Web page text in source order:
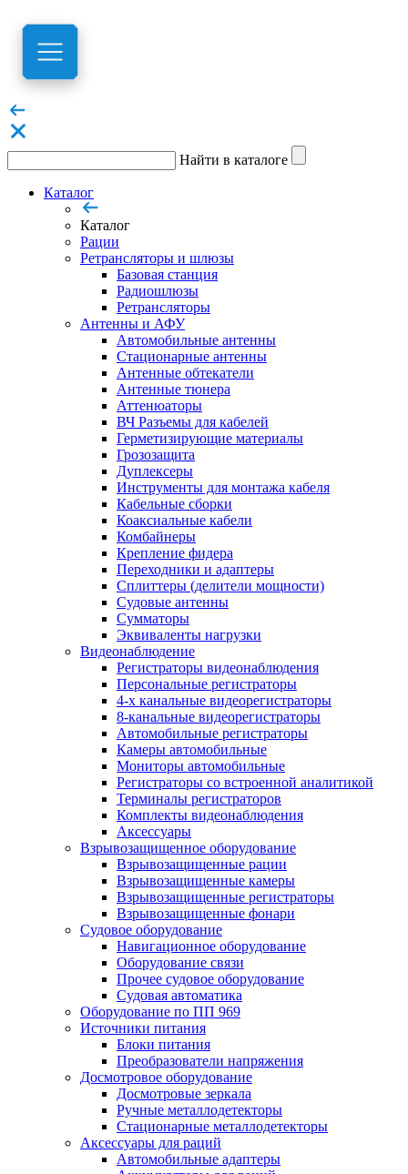
Найти в каталоге
Каталог
Каталог
Рации
Ретрансляторы и шлюзы
Базовая станция
Радиошлюзы
Ретрансляторы
Антенны и АФУ
Автомобильные антенны
Стационарные антенны
Антенные обтекатели
Антенные тюнера
Аттенюаторы
ВЧ Разъемы для кабелей
Герметизирующие материалы
Грозозащита
Дуплексеры
Инструменты для монтажа кабеля
Кабельные сборки
Коаксиальные кабели
Комбайнеры
Крепление фидера
Переходники и адаптеры
Сплиттеры (делители мощности)
Судовые антенны
Сумматоры
Эквиваленты нагрузки
Видеонаблюдение
Регистраторы видеонаблюдения
Персональные регистраторы
4-х канальные видеорегистраторы
8-канальные видеорегистраторы
Автомобильные регистраторы
Камеры автомобильные
Мониторы автомобильные
Регистраторы со встроенной аналитикой
Терминалы регистраторов
Комплекты видеонаблюдения
Аксессуары
Взрывозащищенное оборудование
Взрывозащищенные рации
Взрывозащищенные камеры
Взрывозащищенные регистраторы
Взрывозащищенные фонари
Судовое оборудование
Навигационное оборудование
Оборудование связи
Прочее судовое оборудование
Судовая автоматика
Оборудование по ПП 969
Источники питания
Блоки питания
Преобразователи напряжения
Досмотровое оборудование
Досмотровые зеркала
Ручные металлодетекторы
Стационарные металлодетекторы
Аксессуары для раций
Автомобильные адаптеры